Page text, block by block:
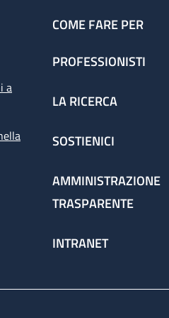
a
COME FARE PER
PROFESSIONISTI
LA RICERCA
SOSTIENICI
AMMINISTRAZIONE
TRASPARENTE
INTRANET